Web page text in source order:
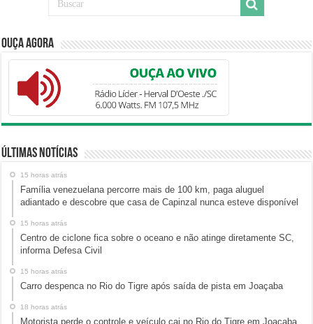
Ouça Agora
Últimas Notícias
15 horas atrás
Família venezuelana percorre mais de 100 km, paga aluguel
adiantado e descobre que casa de Capinzal nunca esteve disponível
15 horas atrás
Centro de ciclone fica sobre o oceano e não atinge diretamente SC,
informa Defesa Civil
15 horas atrás
Carro despenca no Rio do Tigre após saída de pista em Joaçaba
18 horas atrás
Motorista perde o controle e veículo cai no Rio do Tigre em Joaçaba